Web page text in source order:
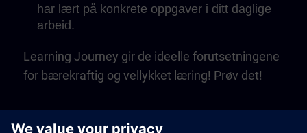
har lært på konkrete oppgaver i ditt daglige
arbeid.
Learning Journey gir de ideelle forutsetningene
for bærekraftig og vellykket læring! Prøv det!